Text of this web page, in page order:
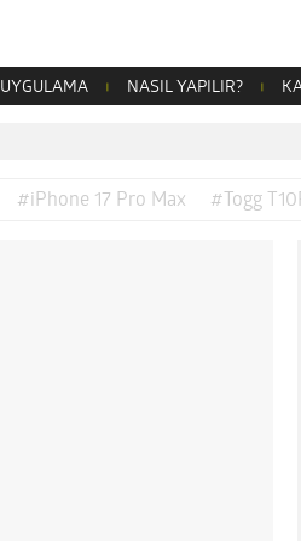
UYGULAMA NASIL YAPILIR?
#iPhone 17 Pro Max #Togg